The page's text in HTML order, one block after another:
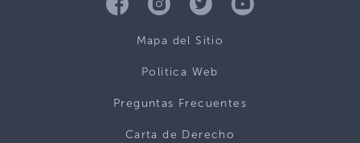
Mapa del Sitio
Politica Web
Preguntas Frecuentes
Carta de Derecho